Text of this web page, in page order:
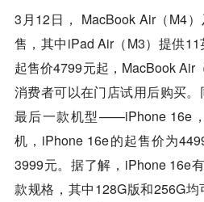
3月12日， MacBook Air（M4
售，其中iPad Air（M3）提供11
起售价4799元起，MacBook Air
消费者可以在门店试用后购买
最后一款机型——iPhone 16e
机，iPhone 16e的起售价为
3999元。据了解，iPhone 16e
款规格，其中128G版和256G